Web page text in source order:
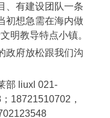
、有建设团队一条
初想急需在海内做
明教导特点小镇。
政府放松跟我们沟
部 liuxl 021-
18721510702，